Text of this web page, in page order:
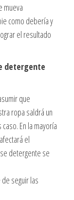
mueva
como debería y
el resultado
detergente
que
ropa saldrá un
En la mayoría
el
detergente se
seguir las